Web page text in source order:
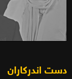
دست اندرکاران